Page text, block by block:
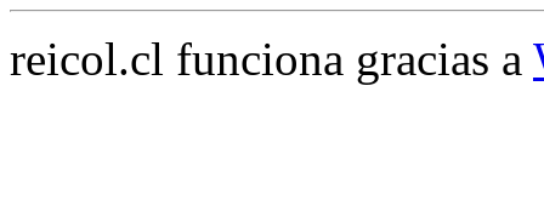
reicol.cl funciona gracias a